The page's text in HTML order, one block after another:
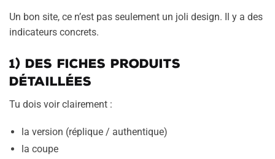
Un bon site, ce n’est pas seulement un joli design. Il y a des
indicateurs concrets.
1) Des fiches produits
détaillées
Tu dois voir clairement :
la version (réplique / authentique)
la coupe